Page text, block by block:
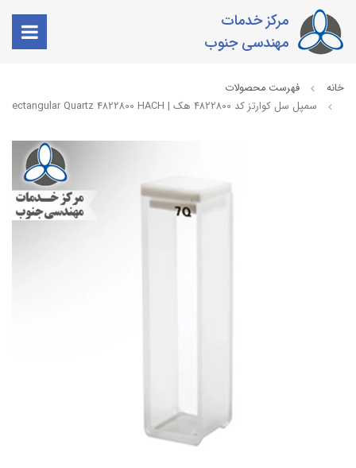
مرکز خدمات
مهندسی جنوب
خانه
فهرست محصولات
سمپل سل کوارتز کد 4822800 هک | Sample Cell Rectangular Quartz 4822800 HACH